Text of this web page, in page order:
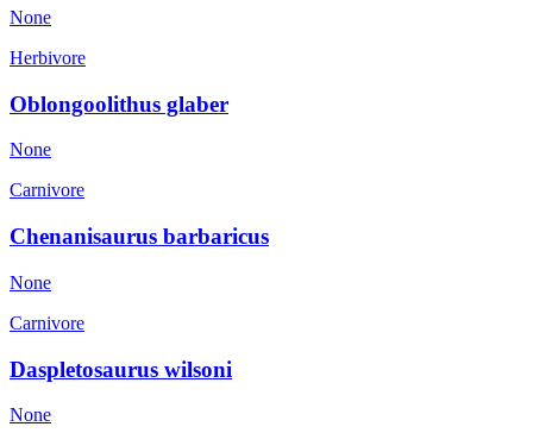
None
Herbivore
Oblongoolithus glaber
None
Carnivore
Chenanisaurus barbaricus
None
Carnivore
Daspletosaurus wilsoni
None